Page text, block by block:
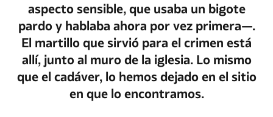
aspecto sensible, que usaba un bigote
pardo y hablaba ahora por vez primera—.
El martillo que sirvió para el crimen está
allí, junto al muro de la iglesia. Lo mismo
que el cadáver, lo hemos dejado en el sitio
en que lo encontramos.